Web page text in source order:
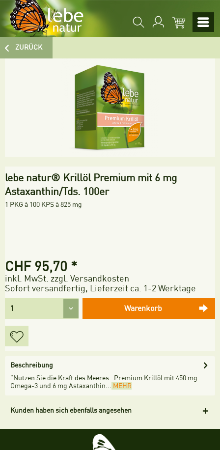
ZURÜCK
lebe natur® Krillöl Premium mit 6 mg
Astaxanthin/Tds. 100er
1 PKG à 100 KPS à 825 mg
CHF 95,70 *
inkl. MwSt. zzgl. Versandkosten
Sofort versandfertig, Lieferzeit ca. 1-2 Werktage
Warenkorb
Beschreibung
"Nutzen Sie die Kraft des Meeres. Premium Krillöl mit 450 mg
Omega-3 und 6 mg Astaxanthin... MEHR
Kunden haben sich ebenfalls angesehen